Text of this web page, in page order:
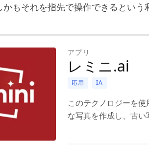
もそれを指先で操作できるという
アプリ
レミニ.ai
応用 IA
このテクノロジーを
な写真を作成し、古い